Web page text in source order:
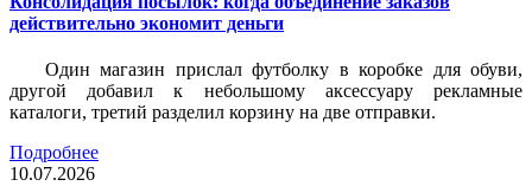
действительно экономит деньги
Один магазин прислал футболку в коробке для обуви,
другой добавил к небольшому аксессуару рекламные
каталоги, третий разделил корзину на две отправки.
Подробнее
10.07.2026